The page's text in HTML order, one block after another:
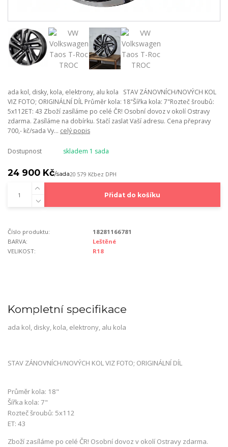
ada kol, disky, kola, elektrony, alu kola STAV ZÁNOVNÍCH/NOVÝCH KOL
VIZ FOTO; ORIGINÁLNÍ DÍL Průměr kola: 18"Šířka kola: 7"Rozteč šroubů:
5x112ET: 43 Zboží zasíláme po celé ČR! Osobní dovoz v okolí Ostravy
zdarma. Zasíláme na dobírku. Stačí zaslat Vaší adresu. Cena přepravy
700,- kč/sada Vy... celý popis
Dostupnost skladem 1 sada
24 900 Kč/sada20 579 Kčbez DPH
Přidat do košíku
Číslo produktu:
18281166781
BARVA:
Leštěné
VELIKOST:
R18
Kompletní specifikace
ada kol, disky, kola, elektrony, alu kola
STAV ZÁNOVNÍCH/NOVÝCH KOL VIZ FOTO; ORIGINÁLNÍ DÍL
Průměr kola: 18"
Šířka kola: 7"
Rozteč šroubů: 5x112
ET: 43
Zboží zasíláme po celé ČR! Osobní dovoz v okolí Ostravy zdarma.